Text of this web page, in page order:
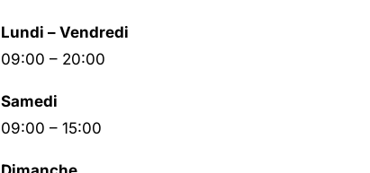
Lundi – Vendredi
09:00 – 20:00
Samedi
09:00 – 15:00